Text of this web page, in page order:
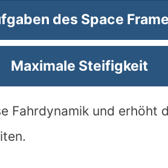
des Space
Maximale Steifigkeit
Fahrdynamik und erhöht